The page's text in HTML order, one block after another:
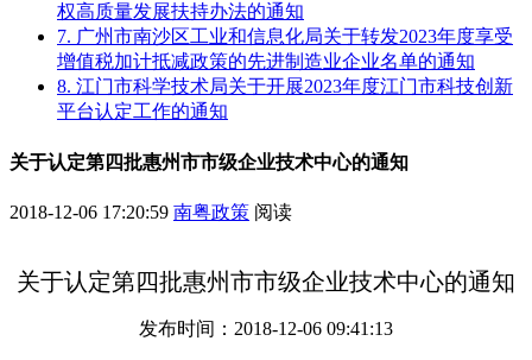
权高质量发展扶持办法的通知
7. 广州市南沙区工业和信息化局关于转发2023年度享受
增值税加计抵减政策的先进制造业企业名单的通知
8. 江门市科学技术局关于开展2023年度江门市科技创新
平台认定工作的通知
关于认定第四批惠州市市级企业技术中心的通知
2018-12-06 17:20:59 南粤政策 阅读
关于认定第四批惠州市市级企业技术中心的通知
发布时间：2018-12-06 09:41:13